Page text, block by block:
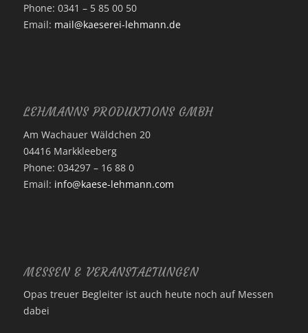
Phone: 0341 – 5 85 00 50
Email: mail@kaeserei-lehmann.de
LEHMANNS PRODUKTIONS GMBH
Am Wachauer Wäldchen 20
04416 Markkleeberg
Phone: 034297 – 16 88 0
Email: info@kaese-lehmann.com
MESSEN & VERANSTALTUNGEN
Opas treuer Begleiter ist auch heute noch auf Messen
dabei